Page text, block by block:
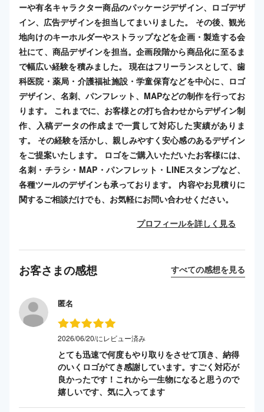
ーや有名キャラクター商品のパッケージデザイン、ロゴデザ
イン、広告デザインを担当してまいりました。 その後、観光
地向けのキーホルダーやストラップなどを企画・製造する会
社にて、商品デザインを担当。企画段階から商品化に至るま
で幅広い経験を積みました。 現在はフリーランスとして、歯
科医院・薬局・介護福祉施設・学童保育などを中心に、ロゴ
デザイン、名刺、パンフレット、MAPなどの制作を行ってお
ります。 これまでに、お客様との打ち合わせからデザイン制
作、入稿データの作成まで一貫して対応した実績がありま
す。 その経験を活かし、親しみやすく安心感のあるデザイン
をご提案いたします。 ロゴをご購入いただいたお客様には、
名刺・チラシ・MAP・パンフレット・LINEスタンプなど、
各種ツールのデザインも承っております。 内容やお見積りに
関するご相談だけでも、お気軽にお問い合わせください。
プロフィールを詳しく見る
お客さまの感想 すべての感想を見る
匿名
2026/06/20/にレビュー済み
とても迅速で何度もやり取りをさせて頂き、納得
のいくロゴがてき感謝しています。すごく対応が
良かったです！これから一生物になると思うので
嬉しいです、気に入ってます